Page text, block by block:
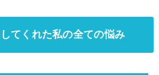
てくれた私の全ての悩み